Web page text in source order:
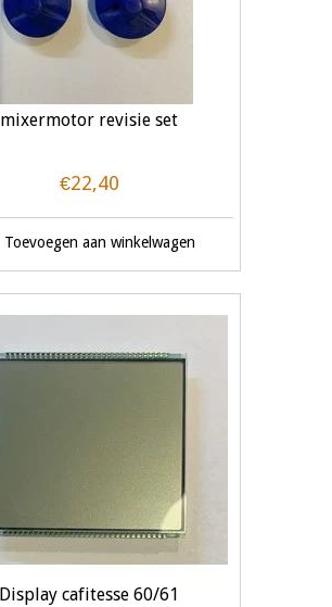
mixermotor revisie set
€22,40
Toevoegen aan winkelwagen
Display cafitesse 60/61